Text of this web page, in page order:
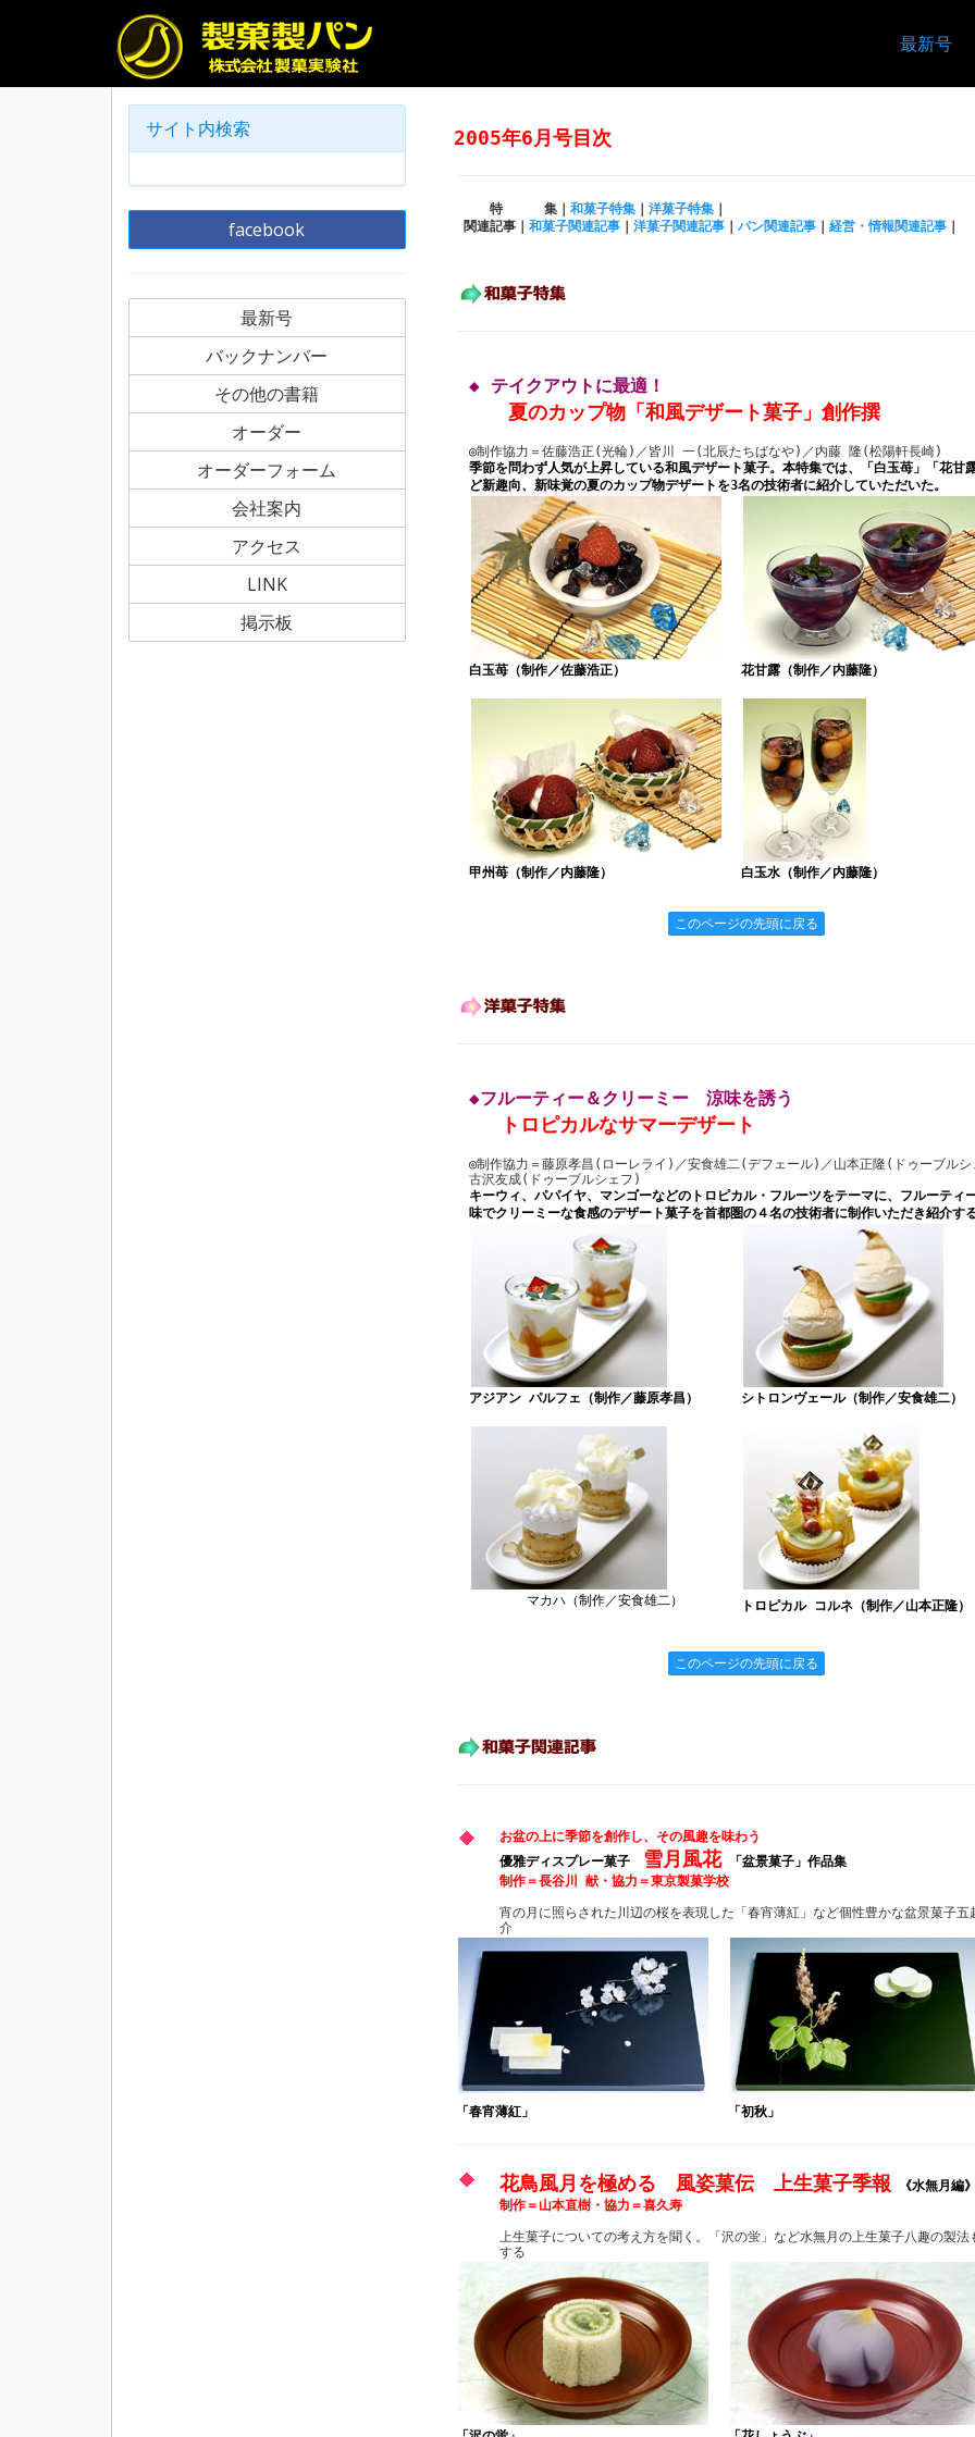
最新号
サイト内検索
facebook
最新号
バックナンバー
その他の書籍
オーダー
オーダーフォーム
会社案内
アクセス
LINK
掲示板
2005年6月号目次
特 集｜ 和菓子特集 洋菓子特集
関連記事｜ 和菓子関連記事 洋菓子関連記事 パン関連記事 経営・情報関連記事
◆ テイクアウトに最適！
夏のカップ物「和風デザート菓子」創作撰
◎制作協力＝佐藤浩正(光輪)／皆川 一(北辰たちばなや)／内藤 隆(松陽軒長崎)
季節を問わず人気が上昇している和風デザート菓子。本特集では、「白玉苺」「花甘
ど新趣向、新味覚の夏のカップ物デザートを3名の技術者に紹介していただいた。
白玉苺（制作／佐藤浩正） 花甘露（制作／内藤隆）
甲州苺（制作／内藤隆） 白玉水（制作／内藤隆）
このページの先頭に戻る
◆フルーティー＆クリーミー 涼味を誘う
トロピカルなサマーデザート
◎制作協力＝藤原孝昌(ローレライ)／安食雄二(デフェール)／山本正隆(ドゥーブル
古沢友成(ドゥーブルシェフ)
キーウィ、パパイヤ、マンゴーなどのトロピカル・フルーツをテーマに、フルーティ
味でクリーミーな食感のデザート菓子を首都圏の４名の技術者に制作いただき紹介す
アジアン パルフェ（制作／藤原孝昌） シトロンヴェール（制作／安食雄二）
マカハ（制作／安食雄二） トロピカル コルネ（制作／山本正隆）
このページの先頭に戻る
お盆の上に季節を創作し、その風趣を味わう
優雅ディスプレー菓子
雪月風花「盆景菓子」作品集
制作＝長谷川 献・協力＝東京製菓学校
宵の月に照らされた川辺の桜を表現した「春宵薄紅」など個性豊かな盆景菓子五
介
「春宵薄紅」 「初秋」
花鳥風月を極める 風姿菓伝 上生菓子季報 《水無月編
制作＝山本直樹・協力＝喜久寿
上生菓子についての考え方を聞く。「沢の蛍」など水無月の上生菓子八趣の製法
する